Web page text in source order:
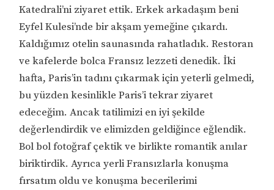
Katedrali’ni ziyaret ettik. Erkek arkadaşım beni
Eyfel Kulesi’nde bir akşam yemeğine çıkardı.
Kaldığımız otelin saunasında rahatladık. Restoran
ve kafelerde bolca Fransız lezzeti denedik. İki
hafta, Paris’in tadını çıkarmak için yeterli gelmedi,
bu yüzden kesinlikle Paris’i tekrar ziyaret
edeceğim. Ancak tatilimizi en iyi şekilde
değerlendirdik ve elimizden geldiğince eğlendik.
Bol bol fotoğraf çektik ve birlikte romantik anılar
biriktirdik. Ayrıca yerli Fransızlarla konuşma
fırsatım oldu ve konuşma becerilerimi